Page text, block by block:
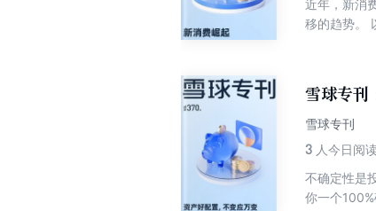
近年，新消
移的趋势。
言，新消费
擎。在此背
资者应如何
雪球专刊
雪球专刊
3 人今日阅
不确定性是
你一个